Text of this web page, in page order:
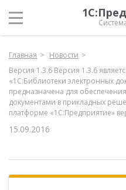
Главная
Новости
Версия 1.3.6 Версия 1.3.6
«1С:Библиотеки электронных
предназначена для
документами в прикладных
платформе «1С:Предприятие»
15.09.2016